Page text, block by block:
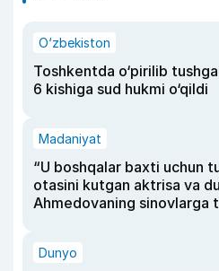
O‘zbekiston
Toshkentda o‘pirilib
6 kishiga sud hukmi o‘qildi
Madaniyat
“U boshqalar baxti uchun
otasini kutgan aktrisa va
Ahmedovaning sinovlarga
Dunyo